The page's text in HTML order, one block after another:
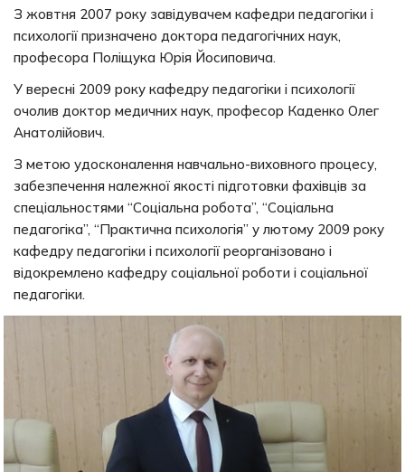
З жовтня 2007 року завідувачем кафедри педагогіки і
психології призначено доктора педагогічних наук,
професора Поліщука Юрія Йосиповича.
У вересні 2009 року кафедру педагогіки і психології
очолив доктор медичних наук, професор Каденко Олег
Анатолійович.
З метою удосконалення навчально-виховного процесу,
забезпечення належної якості підготовки фахівців за
спеціальностями “Соціальна робота”, “Соціальна
педагогіка”, “Практична психологія” у лютому 2009 року
кафедру педагогіки і психології реорганізовано і
відокремлено кафедру соціальної роботи і соціальної
педагогіки.